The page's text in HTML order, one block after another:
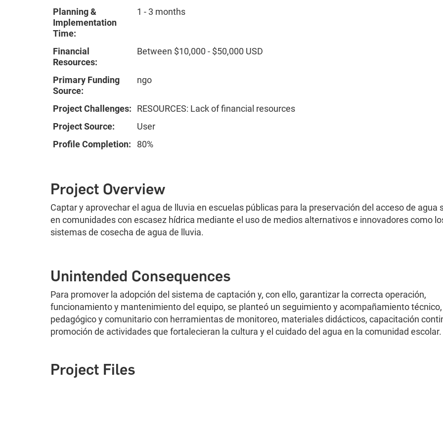
Planning &
Implementation
Time:
1 - 3 months
Financial
Resources:
Between $10,000 - $50,000 USD
Primary Funding
Source:
ngo
Project Challenges:
RESOURCES: Lack of financial resources
Project Source:
User
Profile Completion:
80%
Project Overview
Captar y aprovechar el agua de lluvia en escuelas públicas para la preservación del acceso de agua
en comunidades con escasez hídrica mediante el uso de medios alternativos e innovadores como
sistemas de cosecha de agua de lluvia.
Unintended Consequences
Para promover la adopción del sistema de captación y, con ello, garantizar la correcta operación,
funcionamiento y mantenimiento del equipo, se planteó un seguimiento y acompañamiento técnico,
pedagógico y comunitario con herramientas de monitoreo, materiales didácticos, capacitación
promoción de actividades que fortalecieran la cultura y el cuidado del agua en la comunidad escolar.
Project Files